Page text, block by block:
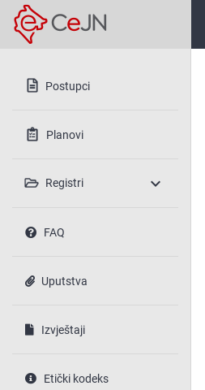
Postupci
Planovi
Registri expand_more
FAQ
Uputstva
Izvještaji
Etički kodeks